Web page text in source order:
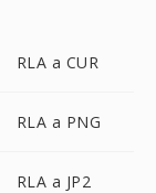
RLA a CUR
RLA a PNG
RLA a JP2